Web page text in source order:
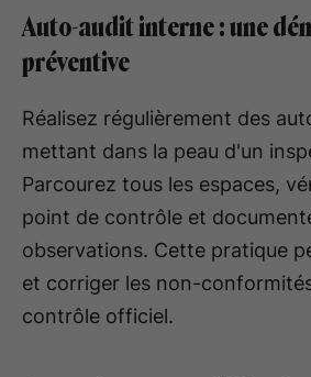
Auto-audit interne : une
préventive
Réalisez régulièrement des
mettant dans la peau d'un
Parcourez tous les espaces,
point de contrôle et
observations. Cette pratique
et corriger les non-
contrôle officiel.